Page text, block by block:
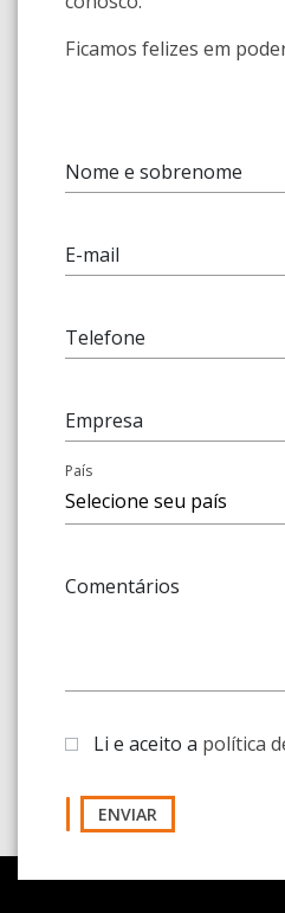
Ficamos felizes em
Nome e sobrenome
E-mail
Telefone
Empresa
País
Comentários
Li e aceito a política
ENVIAR